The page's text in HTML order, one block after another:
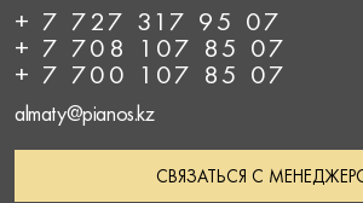
+ 7 727 317 95 07
+ 7 708 107 85 07
+ 7 700 107 85 07
almaty@pianos.kz
СВЯЗАТЬСЯ С